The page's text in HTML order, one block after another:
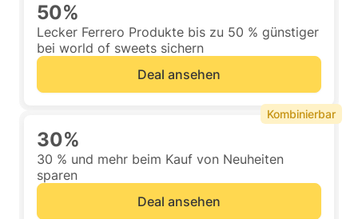
50%
Lecker Ferrero Produkte bis zu 50 % günstiger
bei world of sweets sichern
Deal ansehen
30%
30 % und mehr beim Kauf von Neuheiten
sparen
Deal ansehen
Kombinierbar